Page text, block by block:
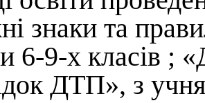
знаки та
6-9-х класів ;
ДТП», з